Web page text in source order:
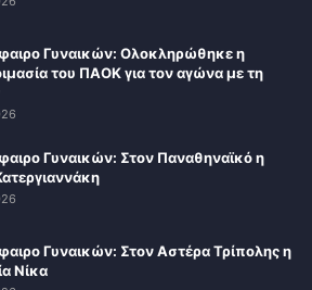
Γυναικών: Ολοκληρώθηκε η
του ΠΑΟΚ για τον αγώνα με τη
Γυναικών: Στον Παναθηναϊκό η
Γυναικών: Στον Αστέρα Τρίπολης η
Νίκα